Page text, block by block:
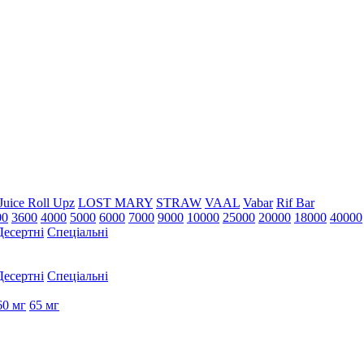
Roll Upz LOST MARY STRAW VAAL Vabar Rif Bar
3600 4000 5000 6000 7000 9000 10000 25000 20000 18000 40000
Спеціальні
Спеціальні
мг 65 мг